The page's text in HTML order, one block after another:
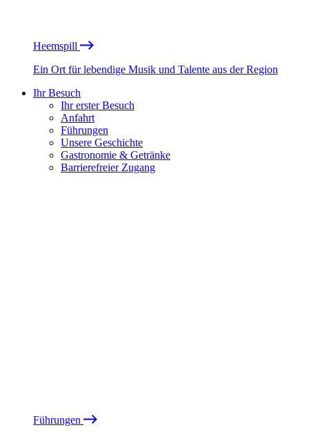
Heemspill
Ein Ort für lebendige Musik und Talente aus der Region
Ihr Besuch
Ihr erster Besuch
Anfahrt
Führungen
Unsere Geschichte
Gastronomie & Getränke
Barrierefreier Zugang
Führungen